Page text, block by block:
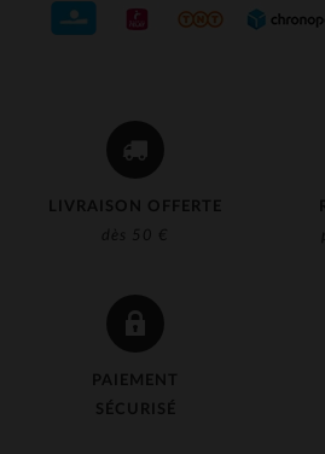
LIVRAISON OFFERTE
dès 50 €
PAIEMENT
SÉCURISÉ